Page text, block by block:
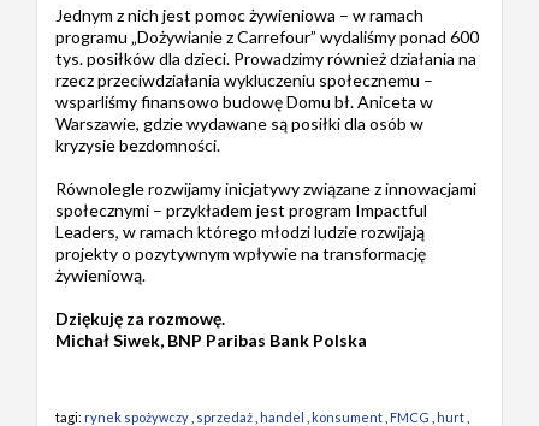
Jednym z nich jest pomoc żywieniowa – w ramach
programu „Dożywianie z Carrefour” wydaliśmy ponad 600
tys. posiłków dla dzieci. Prowadzimy również działania na
rzecz przeciwdziałania wykluczeniu społecznemu –
wsparliśmy finansowo budowę Domu bł. Aniceta w
Warszawie, gdzie wydawane są posiłki dla osób w
kryzysie bezdomności.
Równolegle rozwijamy inicjatywy związane z innowacjami
społecznymi – przykładem jest program Impactful
Leaders, w ramach którego młodzi ludzie rozwijają
projekty o pozytywnym wpływie na transformację
żywieniową.
Dziękuję za rozmowę.
Michał Siwek, BNP Paribas Bank Polska
tagi: rynek spożywczy sprzedaż handel konsument FMCG hurt